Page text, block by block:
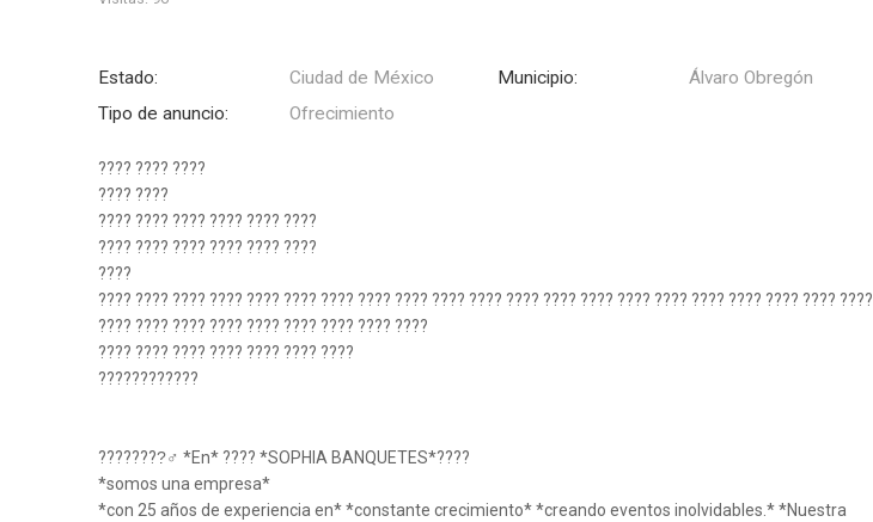
Estado: Ciudad de México Municipio:
Álvaro Obregón
Tipo de anuncio:
Ofrecimiento
???? ???? ????
???? ????
???? ???? ???? ???? ???? ????
???? ???? ???? ???? ???? ????
????
???? ???? ???? ???? ???? ???? ???? ???? ???? ???? ???? ???? ???? ???? ???? ???? ???? ???? ???? ???? ????
???? ???? ???? ???? ???? ???? ???? ???? ????
???? ???? ???? ???? ???? ???? ????
????????????
????????‍♂ *En* ???? *SOPHIA BANQUETES*????
*somos una empresa*
*con 25 años de experiencia en* *constante crecimiento* *creando eventos inolvidables.* *Nuestra